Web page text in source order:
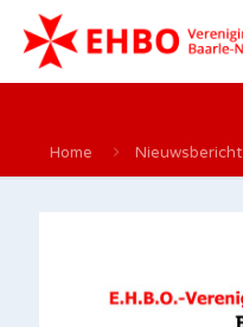
Home Nieuwsbericht